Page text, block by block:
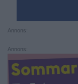
Annons:
Annons: